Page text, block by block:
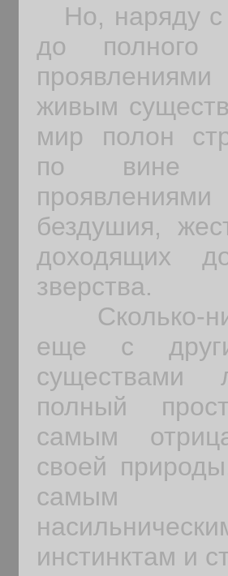
Но, наряду с
до полного
живым
мир полон
по вине
бездушия,
доходящих
зверства.
Сколько-
еще с
полный
самым
своей
самым
инстинктам и